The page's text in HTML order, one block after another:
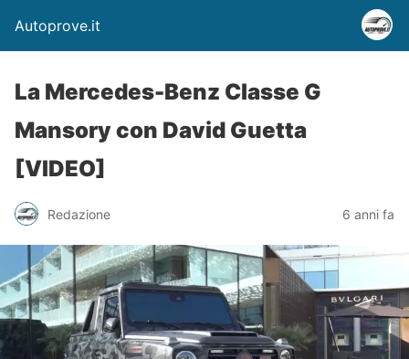
Autoprove.it
La Mercedes-Benz Classe G
Mansory con David Guetta
[VIDEO]
Redazione 6 anni fa